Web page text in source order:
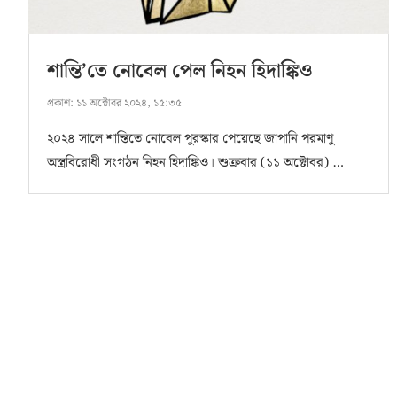
শান্তি’তে নোবেল পেল নিহন হিদাঙ্কিও
প্রকাশ: ১১ অক্টোবর ২০২৪, ১৫:৩৫
২০২৪ সালে শান্তিতে নোবেল পুরস্কার পেয়েছে জাপানি পরমাণু
অস্ত্রবিরোধী সংগঠন নিহন হিদাঙ্কিও। শুক্রবার (১১ অক্টোবর) …